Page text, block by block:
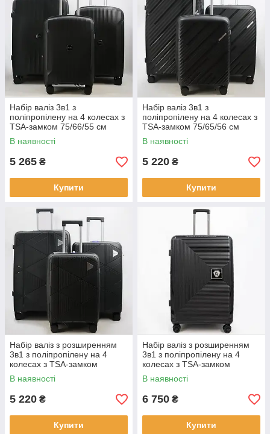
Набір валіз 3в1 з
поліпропілену на 4 колесах з
TSA-замком 75/66/55 см
твердий корпус Cans
В наявності
5 265 ₴
Купити
Набір валіз 3в1 з
поліпропілену на 4 колесах з
TSA-замком 75/65/56 см
твердий корпус Cans
В наявності
5 220 ₴
Купити
Набір валіз з розширенням
3в1 з поліпропілену на 4
колесах з TSA-замком
75/65/56 см твердий корпус
Cans
В наявності
5 220 ₴
Купити
Набір валіз з розширенням
3в1 з поліпропілену на 4
колесах з TSA-замком
77/70/55 см твердий корпус
Cans
В наявності
6 750 ₴
Купити